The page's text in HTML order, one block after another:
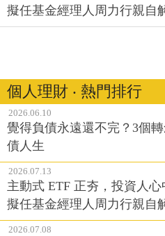
擬任基金經理人周力行親自
個人理財 ‧ 熱門排行
2026.06.10
覺得負債永遠還不完？3個
債人生
2026.07.13
主動式 ETF 正夯，投資人
擬任基金經理人周力行親自
2026.07.08